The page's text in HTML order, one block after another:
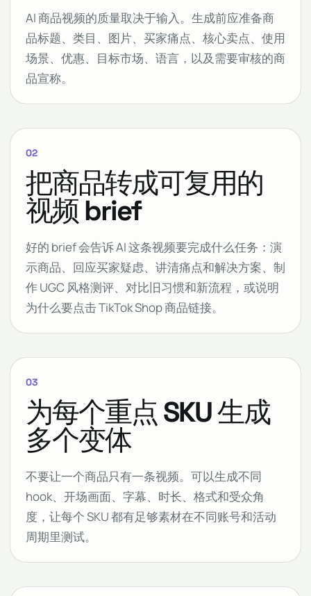
AI 商品视频的质量取决于输入。生成前应准备商
品标题、类目、图片、买家痛点、核心卖点、使用
场景、优惠、目标市场、语言，以及需要审核的商
品宣称。
02
把商品转成可复用的
视频 brief
好的 brief 会告诉 AI 这条视频要完成什么任务：演
示商品、回应买家疑虑、讲清痛点和解决方案、制
作 UGC 风格测评、对比旧习惯和新流程，或说明
为什么要点击 TikTok Shop 商品链接。
03
为每个重点 SKU 生成
多个变体
不要让一个商品只有一条视频。可以生成不同
hook、开场画面、字幕、时长、格式和受众角
度，让每个 SKU 都有足够素材在不同账号和活动
周期里测试。